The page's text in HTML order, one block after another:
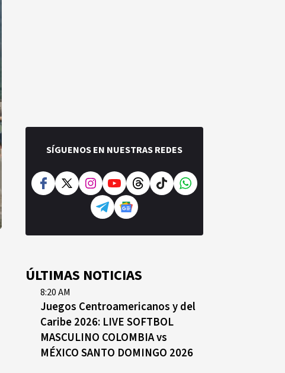
SÍGUENOS EN NUESTRAS REDES
ÚLTIMAS NOTICIAS
8:20 AM
Juegos Centroamericanos y del
Caribe 2026: LIVE SOFTBOL
MASCULINO COLOMBIA vs
MÉXICO SANTO DOMINGO 2026